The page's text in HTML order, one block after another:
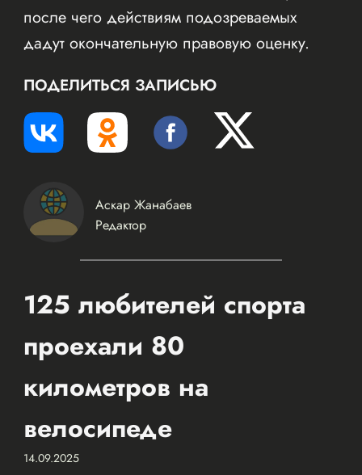
после чего действиям подозреваемых
дадут окончательную правовую оценку.
ПОДЕЛИТЬСЯ ЗАПИСЬЮ
Аскар Жанабаев
Редактор
125 любителей спорта
проехали 80
километров на
велосипеде
14.09.2025